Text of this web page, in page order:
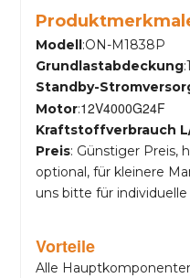
Modell:ON-M1838P
Grundlastabdeckung
Standby-
Motor:12V4000G24F
Kraftstoffverbrauch L/
Preis: Günstiger Preis,
optional, für kleinere
uns bitte für individuelle
Vorteile
Alle